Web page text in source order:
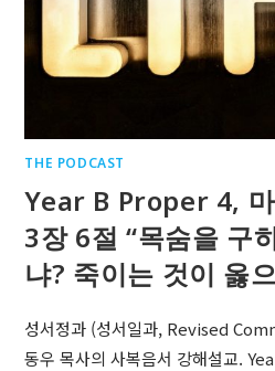
THE PODCAST
Year B Proper 4,
3장 6절 “목숨을 구
냐? 죽이는 것이 옳
성서정과 (성서일과, Revised
동우 목사의 사복음서 강해설교.